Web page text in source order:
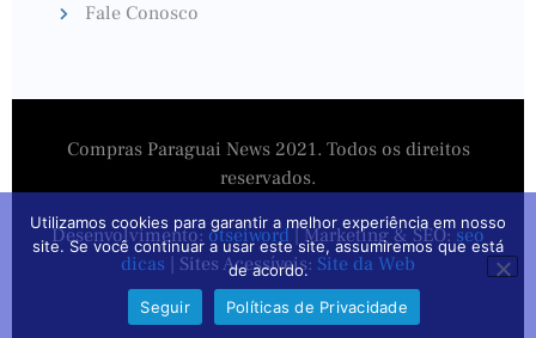
Fale Conosco
Compras Paraguai News 2021. Todos os direitos
reservados.
Desenvolvimento:otseiword| Marketing & SEO:seo
dicas | Sites Acessíveis: Site da Web
Utilizamos cookies para garantir a melhor experiência em nosso
site. Se você continuar a usar este site, assumiremos que está
de acordo.
Seguir
Políticas de Privacidade